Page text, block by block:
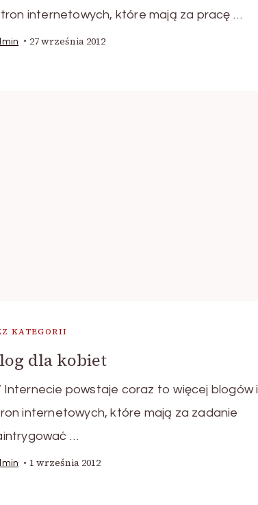
internetowych, które mają za pracę …
27 września 2012
KATEGORII
dla kobiet
Internecie powstaje coraz to więcej blogów i
internetowych, które mają za zadanie
…
1 września 2012